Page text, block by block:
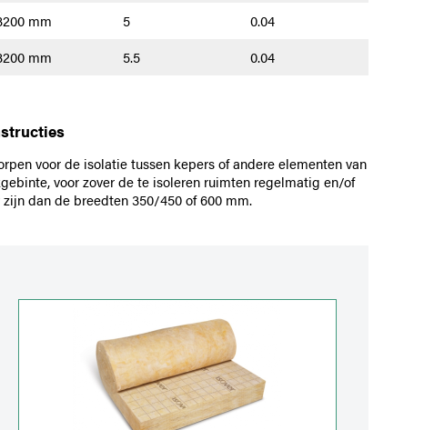
mm 5
0.04
mm 5.5 0.04
voor de isolatie tussen kepers of andere elementen van
voor zover de te isoleren ruimten regelmatig en/of
dan de breedten 350/450 of 600 mm.